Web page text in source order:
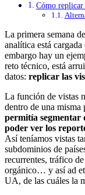
Cómo
La primera semana
analítica está
embargo hay un
reto técnico, está
datos: replicar las
La función de vistas
dentro de una
permitía segmentar
poder ver los
Así teníamos vistas
subdominios de
recurrentes, tráfico
orgánico… y así ad
UA, de las cuáles la